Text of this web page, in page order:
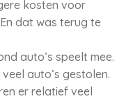
kosten voor
dat was terug te
auto’s speelt mee.
auto’s gestolen.
er relatief veel